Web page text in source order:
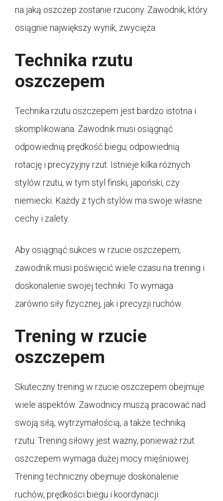
na jaką oszczep zostanie rzucony. Zawodnik, który
osiągnie największy wynik, zwycięża.
Technika rzutu
oszczepem
Technika rzutu oszczepem jest bardzo istotna i
skomplikowana. Zawodnik musi osiągnąć
odpowiednią prędkość biegu, odpowiednią
rotację i precyzyjny rzut. Istnieje kilka różnych
stylów rzutu, w tym styl finski, japoński, czy
niemiecki. Każdy z tych stylów ma swoje własne
cechy i zalety.
Aby osiągnąć sukces w rzucie oszczepem,
zawodnik musi poświęcić wiele czasu na trening i
doskonalenie swojej techniki. To wymaga
zarówno siły fizycznej, jak i precyzji ruchów.
Trening w rzucie
oszczepem
Skuteczny trening w rzucie oszczepem obejmuje
wiele aspektów. Zawodnicy muszą pracować nad
swoją siłą, wytrzymałością, a także techniką
rzutu. Trening siłowy jest ważny, ponieważ rzut
oszczepem wymaga dużej mocy mięśniowej.
Trening techniczny obejmuje doskonalenie
ruchów, prędkości biegu i koordynacji.